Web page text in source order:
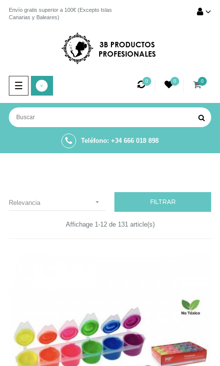
Envío gratis superior a 100€ (Excepto Islas
Canarias y Baleares)
Navegación
de
palanca
☰ 0 0 0
Teléfono: +34 666 018 898
Relevancia  FILTRAR
Affichage 1-12 de 131 article(s)